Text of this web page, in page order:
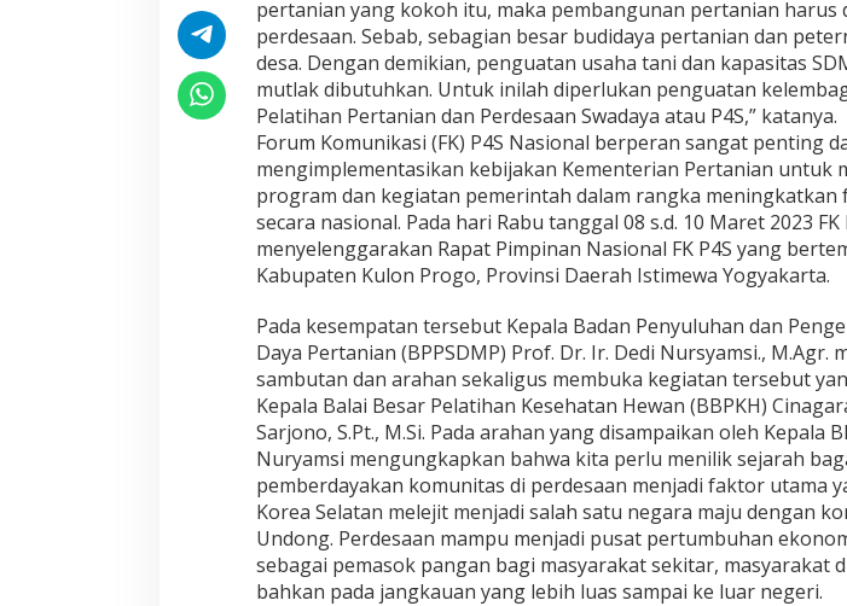
R
A
M
S
A
T
U
E
S
A
S
A
T
P
4
S
M
E
A
L
U
R
A
P
pertanian yang kokoh itu, maka pembangunan pertanian harus
perdesaan. Sebab, sebagian besar budidaya pertanian dan
desa. Dengan demikian, penguatan usaha tani dan kapasitas
mutlak dibutuhkan. Untuk inilah diperlukan penguatan
Pelatihan Pertanian dan Perdesaan Swadaya atau P4S,” katanya.
Forum Komunikasi (FK) P4S Nasional berperan sangat penting
mengimplementasikan kebijakan Kementerian Pertanian untuk
program dan kegiatan pemerintah dalam rangka meningkatkan
secara nasional. Pada hari Rabu tanggal 08 s.d. 10 Maret 2023 FK
menyelenggarakan Rapat Pimpinan Nasional FK P4S yang
Kabupaten Kulon Progo, Provinsi Daerah Istimewa Yogyakarta.
Pada kesempatan tersebut Kepala Badan Penyuluhan dan
Daya Pertanian (BPPSDMP) Prof. Dr. Ir. Dedi Nursyamsi., M.Agr.
sambutan dan arahan sekaligus membuka kegiatan tersebut
Kepala Balai Besar Pelatihan Kesehatan Hewan (BBPKH)
Sarjono, S.Pt., M.Si. Pada arahan yang disampaikan oleh Kepala
Nuryamsi mengungkapkan bahwa kita perlu menilik sejarah
pemberdayakan komunitas di perdesaan menjadi faktor utama
Korea Selatan melejit menjadi salah satu negara maju dengan
Undong. Perdesaan mampu menjadi pusat pertumbuhan
sebagai pemasok pangan bagi masyarakat sekitar, masyarakat
bahkan pada jangkauan yang lebih luas sampai ke luar negeri.